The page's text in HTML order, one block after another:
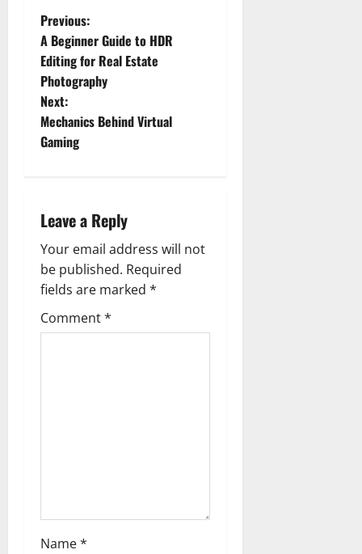
P
o
s
t
v
i
g
a
Previous:
A Beginner Guide to HDR
Editing for Real Estate
Photography
Next:
Mechanics Behind Virtual
Gaming
Leave a Reply
Your email address will not
be published. Required
fields are marked *
Comment*
Name*